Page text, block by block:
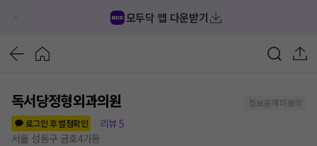
모두닥 앱 다운받기
독서당정형외과의원
정보공개 미동의
로그인 후 별점확인
리뷰5
서울 성동구 금호4가동